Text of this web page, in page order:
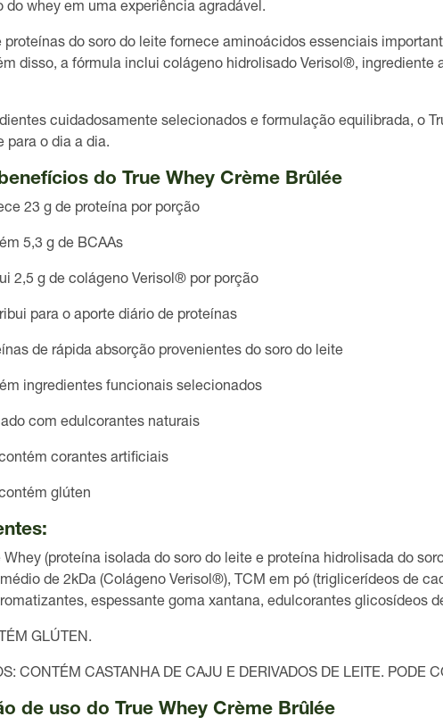
do whey em uma experiência agradável.
proteínas do soro do leite fornece aminoácidos essenciais
disso, a fórmula inclui colágeno hidrolisado Verisol®, ingrediente
cuidadosamente selecionados e formulação equilibrada, o
para o dia a dia.
do True Whey Crème Brûlée
23 g de proteína por porção
5,3 g de BCAAs
2,5 g de colágeno Verisol® por porção
para o aporte diário de proteínas
de rápida absorção provenientes do soro do leite
ingredientes funcionais selecionados
com edulcorantes naturais
corantes artificiais
glúten
Whey (proteína isolada do soro do leite e proteína hidrolisada do
de 2kDa (Colágeno Verisol®), TCM em pó (triglicerídeos de
espessante goma xantana, edulcorantes glicosídeos
GLÚTEN.
CONTÉM CASTANHA DE CAJU E DERIVADOS DE LEITE. PODE
de uso do True Whey Crème Brûlée